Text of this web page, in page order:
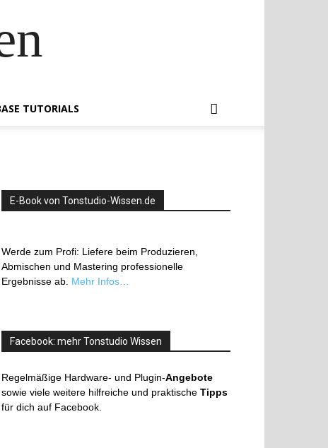
TUTORIALS
E-Book von Tonstudio-Wissen.de
Werde zum Profi: Liefere beim Produzieren,
Abmischen und Mastering professionelle
Ergebnisse ab. Mehr Infos…
Facebook: mehr Tonstudio Wissen
Regelmäßige Hardware- und Plugin-Angebote
sowie viele weitere hilfreiche und praktische Tipps
für dich auf Facebook.